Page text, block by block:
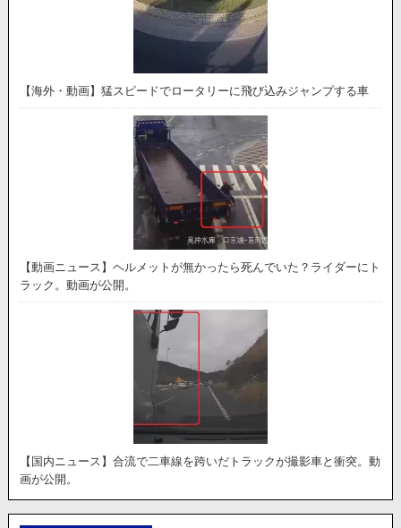
【海外・動画】猛スピードでロータリーに飛び込みジャンプする車
【動画ニュース】ヘルメットが無かったら死んでいた？ライダーにト
ラック。動画が公開。
【国内ニュース】合流で二車線を跨いだトラックが撮影車と衝突。動
画が公開。